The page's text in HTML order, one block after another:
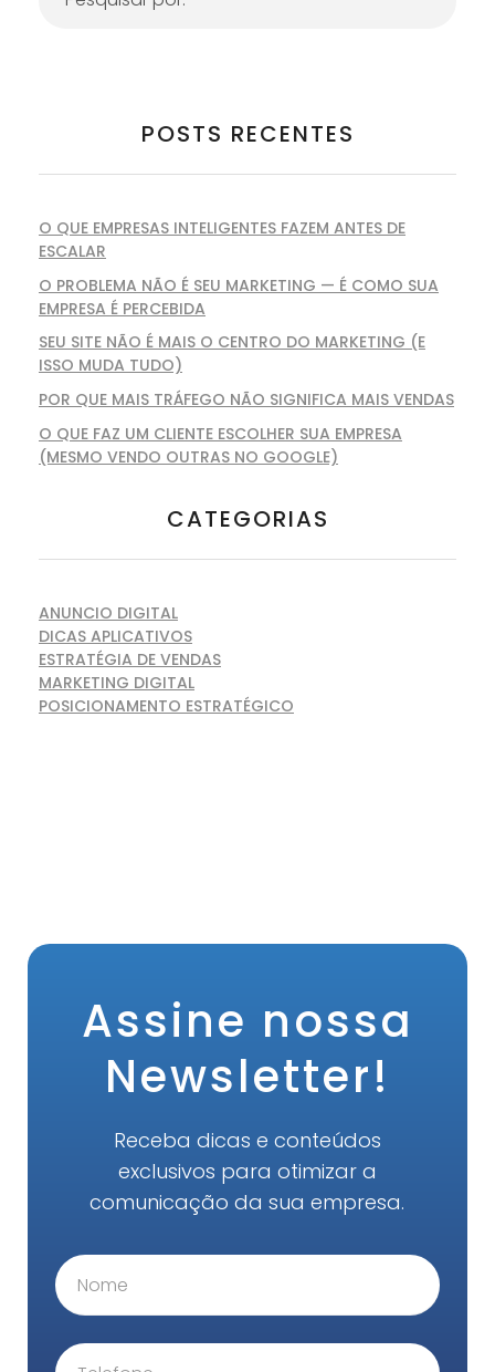
POSTS RECENTES
O QUE EMPRESAS INTELIGENTES FAZEM ANTES DE
ESCALAR
O PROBLEMA NÃO É SEU MARKETING — É COMO SUA
EMPRESA É PERCEBIDA
SEU SITE NÃO É MAIS O CENTRO DO MARKETING (E
ISSO MUDA TUDO)
POR QUE MAIS TRÁFEGO NÃO SIGNIFICA MAIS VENDAS
O QUE FAZ UM CLIENTE ESCOLHER SUA EMPRESA
(MESMO VENDO OUTRAS NO GOOGLE)
CATEGORIAS
ANUNCIO DIGITAL
DICAS APLICATIVOS
ESTRATÉGIA DE VENDAS
MARKETING DIGITAL
POSICIONAMENTO ESTRATÉGICO
Assine nossa
Newsletter!
Receba dicas e conteúdos
exclusivos para otimizar a
comunicação da sua empresa.